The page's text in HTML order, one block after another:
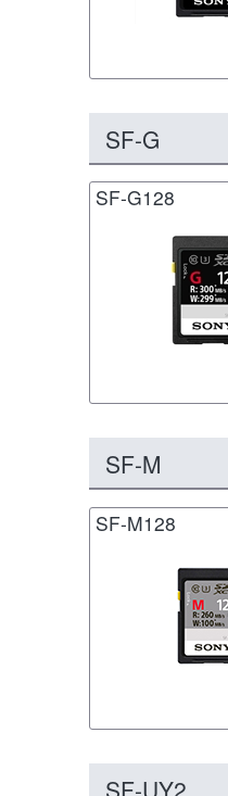
SF-G
SF-G128
SF-M
SF-M128
SF-UY2